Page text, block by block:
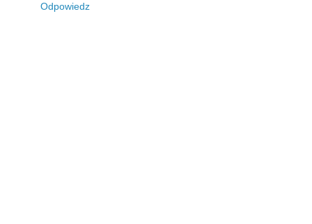
Odpowiedz